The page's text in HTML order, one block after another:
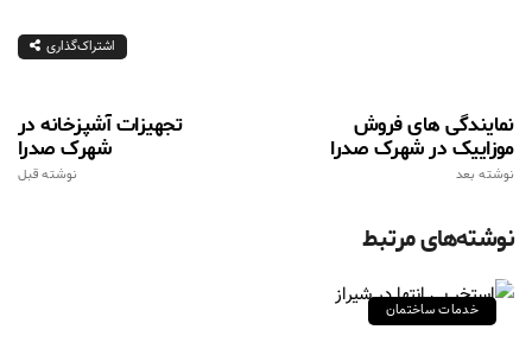
اشتراک‌گذاری
تجهیزات آشپزخانه در
شهرک صدرا
نوشته قبل
نمایندگی های فروش
موزاییک در شهرک صدرا
نوشته بعد
نوشته‌های مرتبط
خدمات ساختمان